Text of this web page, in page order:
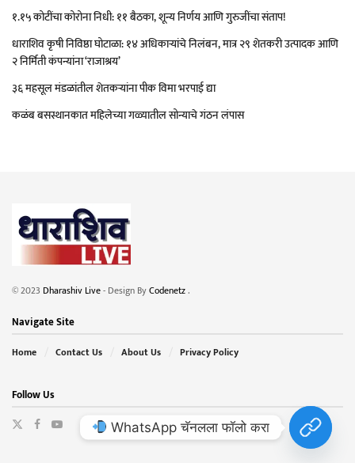
१.१५ कोटींचा कोरोना निधी: ११ बैठका, शून्य निर्णय आणि गुरुजींचा संताप!
धाराशिव कृषी निविष्ठा घोटाळा: १४ अधिकाऱ्यांचे निलंबन, मात्र २९ शेतकरी उत्पादक आणि
२ निर्मिती कंपन्यांना ‘राजाश्रय’
३६ महसूल मंडळांतील शेतकऱ्यांना पीक विमा भरपाई द्या
कळंब बसस्थानकात महिलेच्या गळ्यातील सोन्याचे गंठन लंपास
© 2023 Dharashiv Live- Design ByCodenetz.
Navigate Site
Home Contact Us About Us Privacy Policy
Follow Us
WhatsApp चॅनलला फॉलो करा